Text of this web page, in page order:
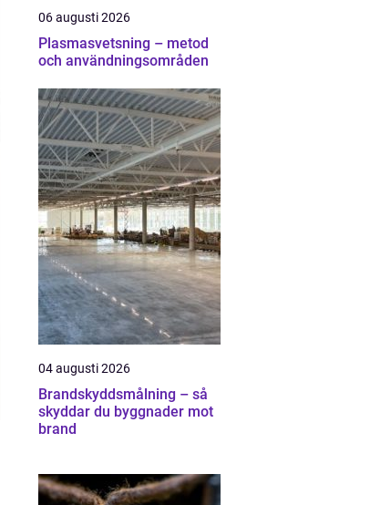
06 augusti 2026
Plasmasvetsning – metod
och användningsområden
04 augusti 2026
Brandskyddsmålning – så
skyddar du byggnader mot
brand